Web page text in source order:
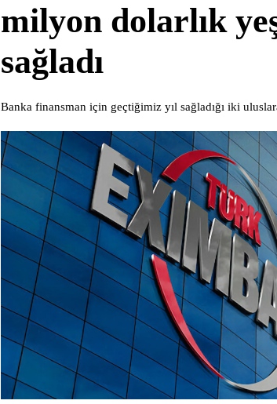
milyon dolarlık
sağladı
Banka finansman için geçtiğimiz yıl sağladığı iki